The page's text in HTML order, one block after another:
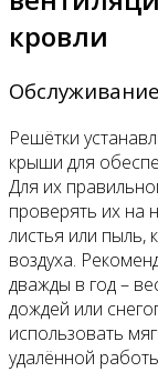
кровли
Решётки
крыши для
Для их
проверять их на
листья или пыль,
воздуха.
дважды в год –
дождей или
использовать
удалённой